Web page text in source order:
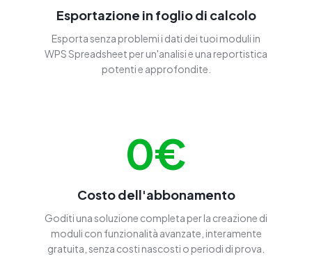
Esportazione in foglio di calcolo
Esporta senza problemi i dati dei tuoi moduli in
WPS Spreadsheet per un'analisi e una reportistica
potenti e approfondite.
0€
Costo dell'abbonamento
Goditi una soluzione completa per la creazione di
moduli con funzionalità avanzate, interamente
gratuita, senza costi nascosti o periodi di prova.